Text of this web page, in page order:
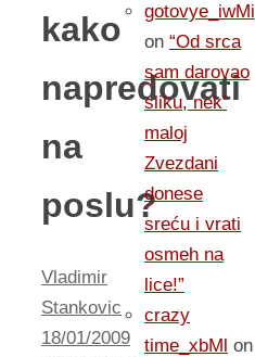
kako
napredovati
na
poslu?
Vladimir
Stankovic
18/01/2009
gotovye_iwMi
on “Od srca
sam darovao
sliku, nek’
maloj
Zvezdani
donese
sreću i vrati
osmeh na
lice!”
crazy
time_xbMl on